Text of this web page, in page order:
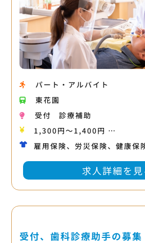
パート・アルバイト
東花園
受付
診療補助
1,300円〜1,400円 …
雇用保険、労災保険、健康保
求人詳細を見
受付、歯科診療助手の募集